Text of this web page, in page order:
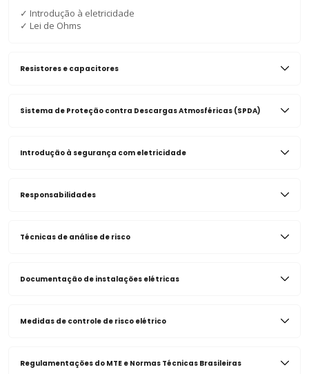
✓ Introdução à eletricidade
✓ Lei de Ohms
Resistores e capacitores
Sistema de Proteção contra Descargas Atmosféricas (SPDA)
Introdução à segurança com eletricidade
Responsabilidades
Técnicas de análise de risco
Documentação de instalações elétricas
Medidas de controle de risco elétrico
Regulamentações do MTE e Normas Técnicas Brasileiras